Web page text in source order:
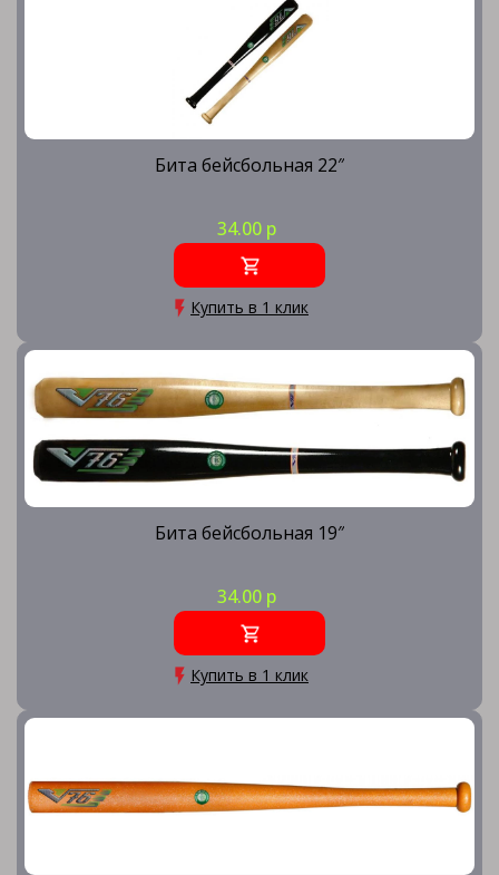
Бита бейсбольная 22″
34.00 р
Купить в 1 клик
Бита бейсбольная 19″
34.00 р
Купить в 1 клик